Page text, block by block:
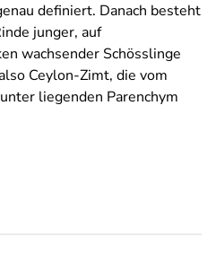
definiert. Danach besteht
junger, auf
wachsender Schösslinge
Ceylon-Zimt, die vom
liegenden Parenchym